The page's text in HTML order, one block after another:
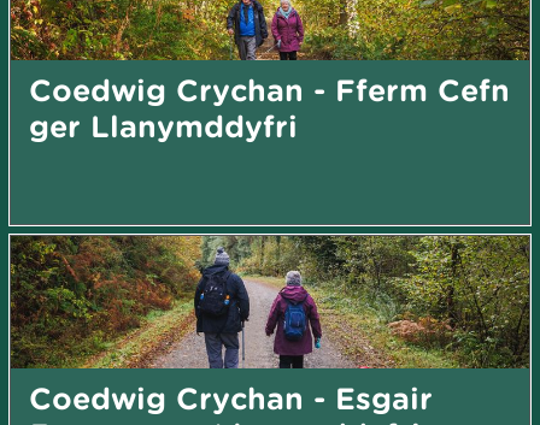
Coedwig Crychan - Fferm Cefn
ger Llanymddyfri
Coedwig Crychan - Esgair